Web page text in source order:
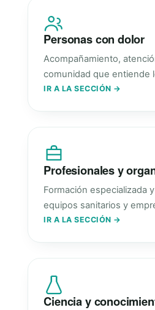
Personas con dolor
Acompañamiento,
comunidad que entiende
IR A LA SECCIÓN →
Profesionales y
Formación especializada
equipos sanitarios y
IR A LA SECCIÓN →
Ciencia y